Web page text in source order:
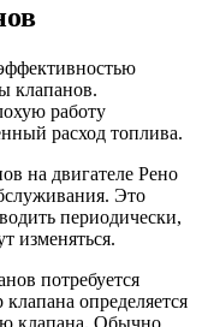
клапанов.
работу
расход топлива.
на двигателе Рено
Это
периодически,
изменяться.
потребуется
определяется